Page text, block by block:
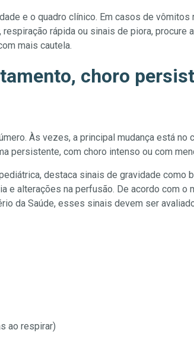
e o quadro clínico. Em casos de
rápida ou sinais de piora, procure
mais cautela.
choro
Às vezes, a principal mudança está no
persistente, com choro intenso ou com
destaca sinais de gravidade como
e alterações na perfusão. De acordo com o
da Saúde, esses sinais devem ser
ao respirar)